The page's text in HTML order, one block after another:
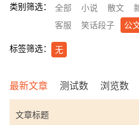
类别筛选： 全部 小说 散文
客服
笑话段子 公
标签筛选： 无
最新文章 测试数 浏览数
文章标题